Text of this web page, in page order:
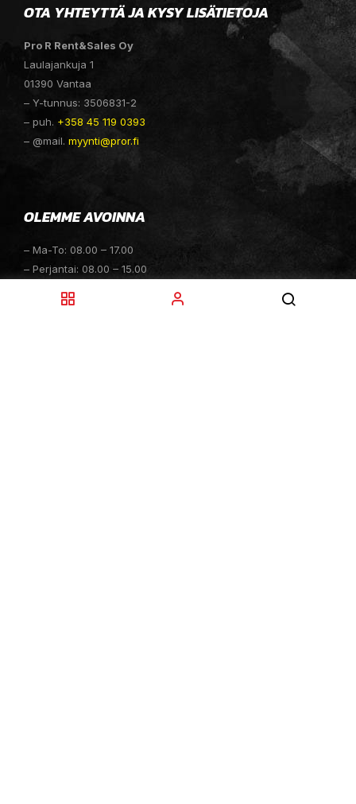
OTA YHTEYTTÄ JA KYSY LISÄTIETOJA
Pro R Rent&Sales Oy
Laulajankuja 1
01390 Vantaa
– Y-tunnus: 3506831-2
– puh. +358 45 119 0393
– @mail. myynti@pror.fi
OLEMME AVOINNA
– Ma-To: 08.00 – 17.00
– Perjantai: 08.00 – 15.00
– Sunnuntai: Suljettu